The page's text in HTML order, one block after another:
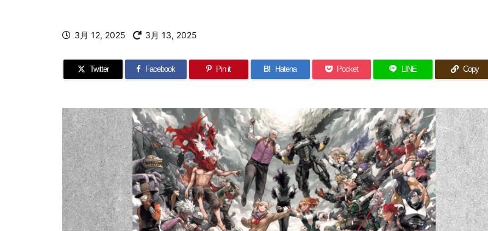
3月 12, 2025 3月 13, 2025
Twitter Facebook Pin it B! Hatena Pocket LINE Copy